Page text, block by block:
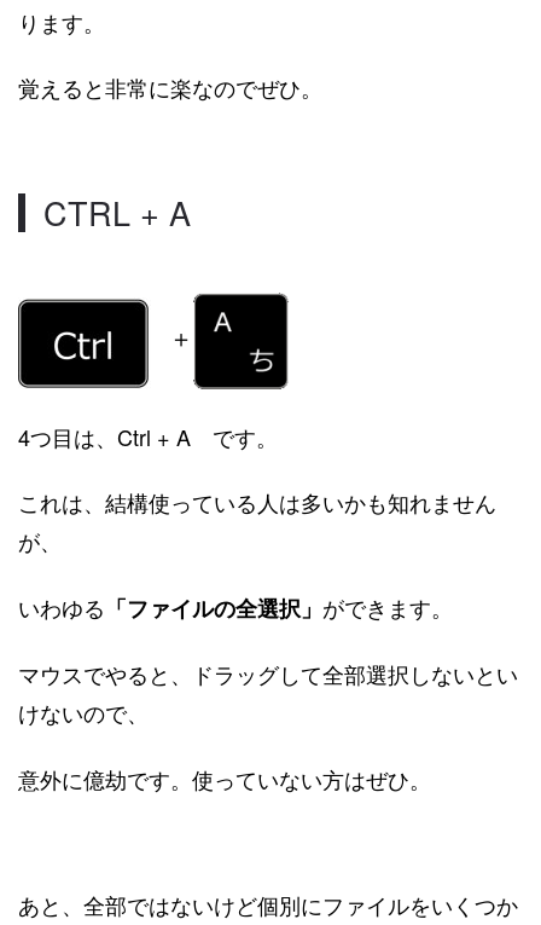
ります。
覚えると非常に楽なのでぜひ。
CTRL + A
＋
4つ目は、Ctrl + A です。
これは、結構使っている人は多いかも知れません
が、
いわゆる 「ファイルの全選択」 ができます。
マウスでやると、ドラッグして全部選択しないとい
けないので、
意外に億劫です。使っていない方はぜひ。
あと、全部ではないけど個別にファイルをいくつか